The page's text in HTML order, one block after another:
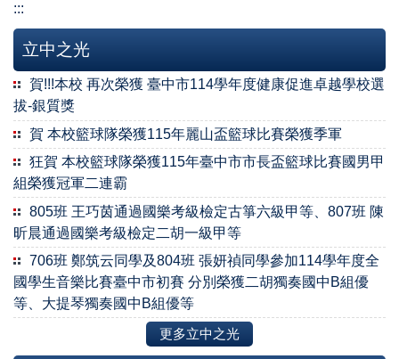
:::
立中之光
賀!!!本校 再次榮獲 臺中市114學年度健康促進卓越學校選
拔-銀質獎
賀 本校籃球隊榮獲115年麗山盃籃球比賽榮獲季軍
狂賀 本校籃球隊榮獲115年臺中市市長盃籃球比賽國男甲
組榮獲冠軍二連霸
805班 王巧茵通過國樂考級檢定古箏六級甲等、807班 陳
昕晨通過國樂考級檢定二胡一級甲等
706班 鄭筑云同學及804班 張妍禎同學參加114學年度全
國學生音樂比賽臺中市初賽 分別榮獲二胡獨奏國中B組優
等、大提琴獨奏國中B組優等
更多立中之光